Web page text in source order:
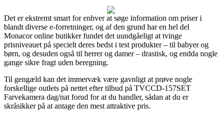
Det er ekstremt smart for enhver at søge information om priser i
blandt diverse e-forretninger, og af den grund har en hel del
Monacor online butikker fundet det uundgåeligt at tvinge
prisniveauet på specielt deres bedst i test produkter – til babyer og
børn, og desuden også til herrer og damer – drastisk, og endda nogle
gange sikre fragt uden beregning.
Til gengæld kan det immervæk være gavnligt at prøve nogle
forskellige outlets på nettet efter tilbud på TVCCD-157SET
Farvekamera dag/nat forud for at du handler, sådan at du er
skråsikker på at antage den mest attraktive pris.